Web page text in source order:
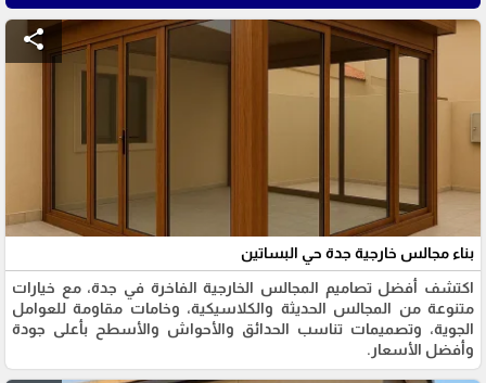
share
بناء مجالس خارجية جدة حي البساتين
اكتشف أفضل تصاميم المجالس الخارجية الفاخرة في جدة، مع خيارات
متنوعة من المجالس الحديثة والكلاسيكية، وخامات مقاومة للعوامل
الجوية، وتصميمات تناسب الحدائق والأحواش والأسطح بأعلى جودة
وأفضل الأسعار.